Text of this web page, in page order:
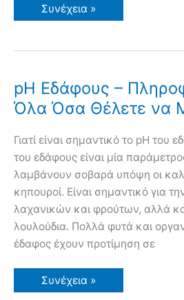
Έδαφος
Λιπάσματα
Ουσίες
Φυτά
συνέχεια…
Συνέχεια »
pH Εδάφους –
Όλα Όσα Θέλετε να
Γιατί είναι σημαντικό το pH του
του εδάφους είναι μία
λαμβάνουν σοβαρά υπόψη οι
κηπουροί. Είναι σημαντικό για
λαχανικών και φρούτων, αλλά
λουλούδια. Πολλά φυτά και
έδαφος έχουν προτίμηση σε
pH
Εδάφους
Συνέχεια »